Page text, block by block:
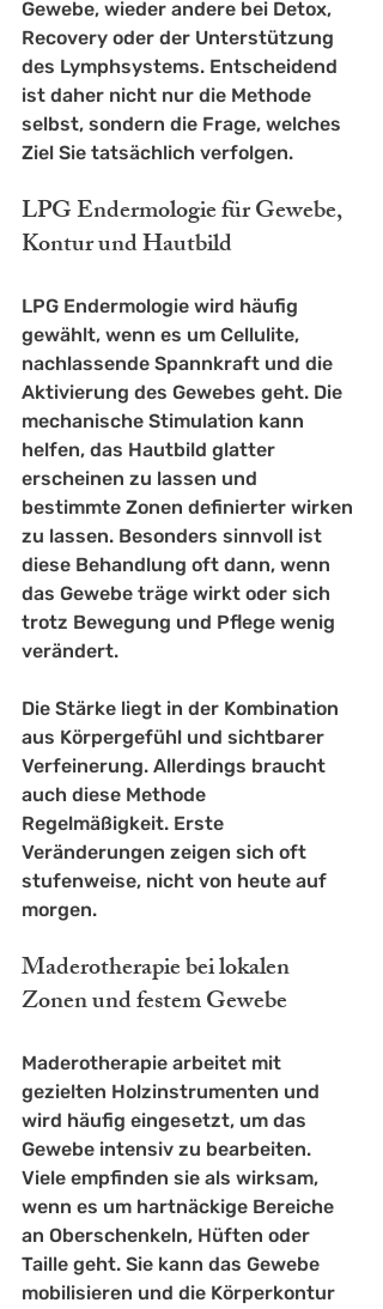
Gewebe, wieder andere bei Detox,
Recovery oder der Unterstützung
des Lymphsystems. Entscheidend
ist daher nicht nur die Methode
selbst, sondern die Frage, welches
Ziel Sie tatsächlich verfolgen.
LPG Endermologie für Gewebe,
Kontur und Hautbild
LPG Endermologie wird häufig
gewählt, wenn es um Cellulite,
nachlassende Spannkraft und die
Aktivierung des Gewebes geht. Die
mechanische Stimulation kann
helfen, das Hautbild glatter
erscheinen zu lassen und
bestimmte Zonen definierter wirken
zu lassen. Besonders sinnvoll ist
diese Behandlung oft dann, wenn
das Gewebe träge wirkt oder sich
trotz Bewegung und Pflege wenig
verändert.
Die Stärke liegt in der Kombination
aus Körpergefühl und sichtbarer
Verfeinerung. Allerdings braucht
auch diese Methode
Regelmäßigkeit. Erste
Veränderungen zeigen sich oft
stufenweise, nicht von heute auf
morgen.
Maderotherapie bei lokalen
Zonen und festem Gewebe
Maderotherapie arbeitet mit
gezielten Holzinstrumenten und
wird häufig eingesetzt, um das
Gewebe intensiv zu bearbeiten.
Viele empfinden sie als wirksam,
wenn es um hartnäckige Bereiche
an Oberschenkeln, Hüften oder
Taille geht. Sie kann das Gewebe
mobilisieren und die Körperkontur